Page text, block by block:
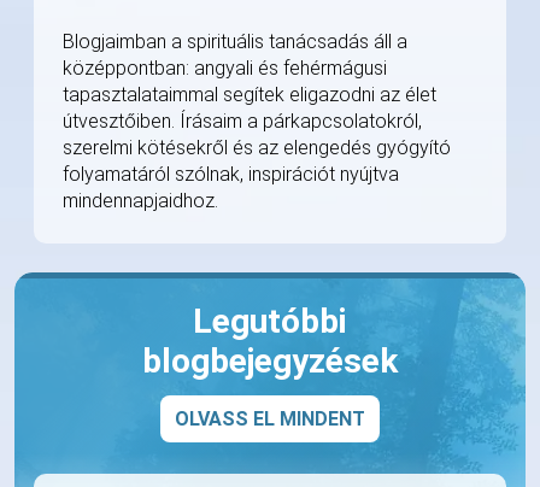
Blogjaimban a spirituális tanácsadás áll a
középpontban: angyali és fehérmágusi
tapasztalataimmal segítek eligazodni az élet
útvesztőiben. Írásaim a párkapcsolatokról,
szerelmi kötésekről és az elengedés gyógyító
folyamatáról szólnak, inspirációt nyújtva
mindennapjaidhoz.
Legutóbbi
blogbejegyzések
OLVASS EL MINDENT